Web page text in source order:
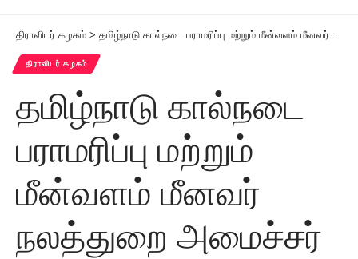
திராவிடர் கழகம் > தமிழ்நாடு கால்நடை பராமரிப்பு மற்றும் மீன்வளம் மீனவர் நலத்துறை அமைச்சர் அனிதா இராதாகிருஷ்ணன் அவர்களுக்குக் கழகத்தின் சார்பில் பிறந்த நாள் வாழ்த்து
திராவிடர் கழகம்
தமிழ்நாடு கால்நடை
பராமரிப்பு மற்றும்
மீன்வளம் மீனவர்
நலத்துறை அமைச்சர்